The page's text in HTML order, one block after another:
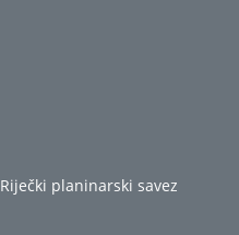
Riječki planinarski savez